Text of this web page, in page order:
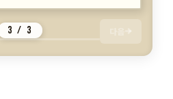
3 / 3